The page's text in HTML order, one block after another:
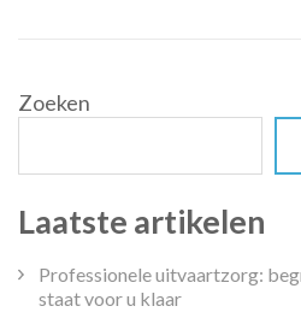
Zoeken
Laatste artikelen
Professionele uitvaartzorg:
staat voor u klaar